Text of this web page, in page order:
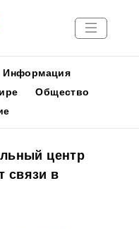
Информация
Общество
центр
связи в